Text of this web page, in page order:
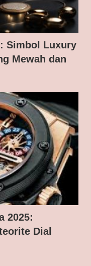
Simbol Luxury
Mewah dan
2025:
Dial